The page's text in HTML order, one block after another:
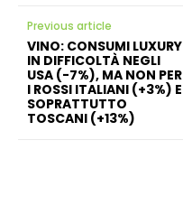
Previous article
VINO: CONSUMI LUXURY
IN DIFFICOLTÀ NEGLI
USA (-7%), MA NON PER
I ROSSI ITALIANI (+3%) E
SOPRATTUTTO
TOSCANI (+13%)